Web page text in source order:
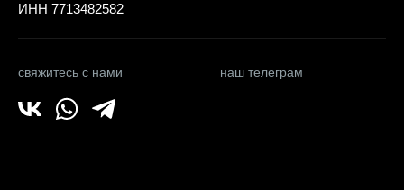
ИНН 7713482582
свяжитесь с нами наш телеграм